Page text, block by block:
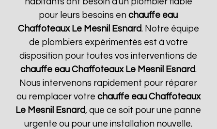
pour leurs besoins enchauffe eau
Chaffoteaux Le Mesnil Esnard. Notre équipe
de plombiers expérimentés est à votre
disposition pour toutes vos interventions de
chauffe eau Chaffoteaux Le Mesnil Esnard.
Nous intervenons rapidement pour réparer
ou remplacer votre chauffe eau Chaffoteaux
Le Mesnil Esnard, que ce soit pour une panne
urgente ou pour une installation nouvelle.